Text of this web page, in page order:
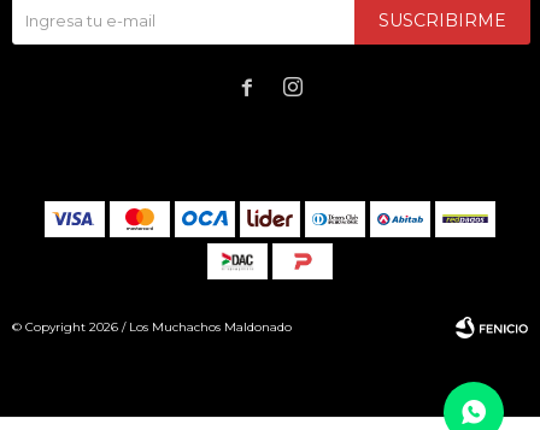
SUSCRIBIRME
 
© Copyright 2026 / Los Muchachos Maldonado